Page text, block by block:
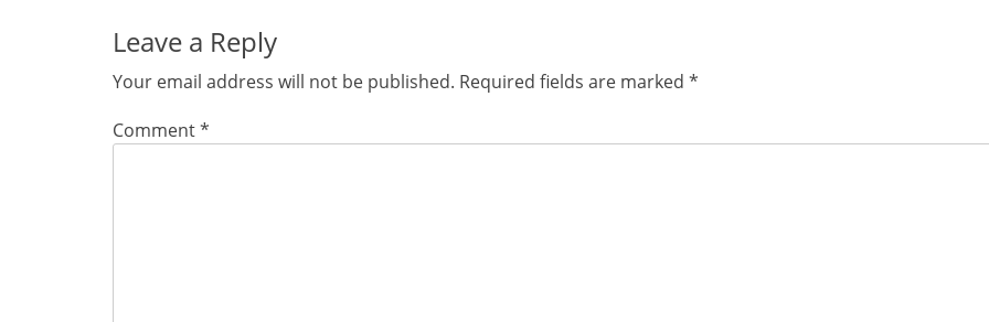
Leave a Reply
Your email address will not be published. Required fields are marked *
Comment*